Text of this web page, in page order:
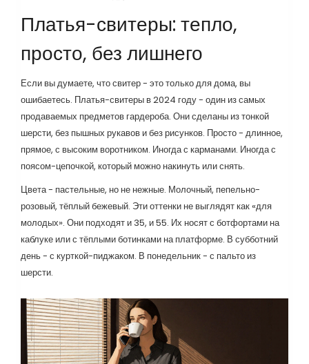
Платья-свитеры: тепло,
просто, без лишнего
Если вы думаете, что свитер - это только для дома, вы
ошибаетесь. Платья-свитеры в 2024 году - один из самых
продаваемых предметов гардероба. Они сделаны из тонкой
шерсти, без пышных рукавов и без рисунков. Просто - длинное,
прямое, с высоким воротником. Иногда с карманами. Иногда с
поясом-цепочкой, который можно накинуть или снять.
Цвета - пастельные, но не нежные. Молочный, пепельно-
розовый, тёплый бежевый. Эти оттенки не выглядят как «для
молодых». Они подходят и 35, и 55. Их носят с ботфортами на
каблуке или с тёплыми ботинками на платформе. В субботний
день - с курткой-пиджаком. В понедельник - с пальто из
шерсти.